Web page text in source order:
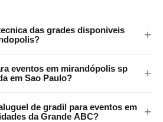
das grades disponiveis
Certificadas para eventos
eventos em mirandópolis sp
em Sao Paulo?
Mirandopolis e regiao
de gradil para eventos em
da Grande ABC?